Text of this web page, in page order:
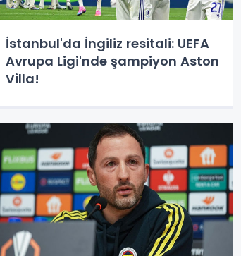
İstanbul'da İngiliz resitali: UEFA
Avrupa Ligi'nde şampiyon Aston
Villa!